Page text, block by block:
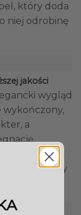
który doda
niej odrobinę
jakości
wygląd
wykończony,
a
została
unikalny